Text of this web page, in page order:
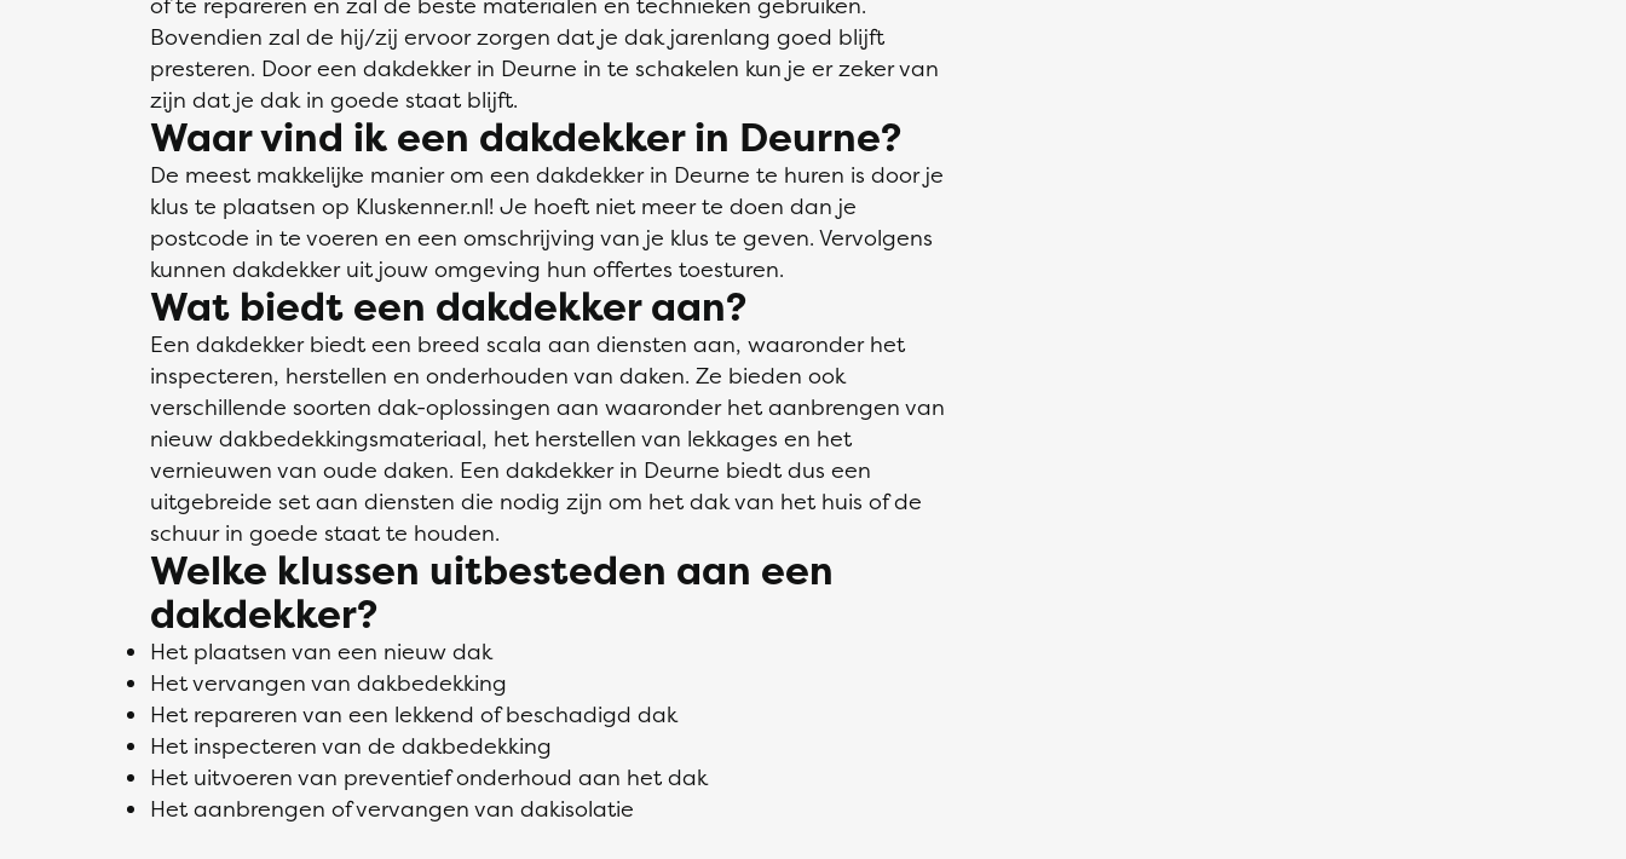
Bovendien zal de hij/zij ervoor zorgen dat je dak jarenlang goed blijft
presteren. Door een dakdekker in Deurne in te schakelen kun je er zeker van
zijn dat je dak in goede staat blijft.
Waar vind ik een dakdekker in Deurne?
De meest makkelijke manier om een dakdekker in Deurne te huren is door je
klus te plaatsen op Kluskenner.nl! Je hoeft niet meer te doen dan je
postcode in te voeren en een omschrijving van je klus te geven. Vervolgens
kunnen dakdekker uit jouw omgeving hun offertes toesturen.
Wat biedt een dakdekker aan?
Een dakdekker biedt een breed scala aan diensten aan, waaronder het
inspecteren, herstellen en onderhouden van daken. Ze bieden ook
verschillende soorten dak-oplossingen aan waaronder het aanbrengen van
nieuw dakbedekkingsmateriaal, het herstellen van lekkages en het
vernieuwen van oude daken. Een dakdekker in Deurne biedt dus een
uitgebreide set aan diensten die nodig zijn om het dak van het huis of de
schuur in goede staat te houden.
Welke klussen uitbesteden aan een
dakdekker?
Het plaatsen van een nieuw dak
Het vervangen van dakbedekking
Het repareren van een lekkend of beschadigd dak
Het inspecteren van de dakbedekking
Het uitvoeren van preventief onderhoud aan het dak
Het aanbrengen of vervangen van dakisolatie